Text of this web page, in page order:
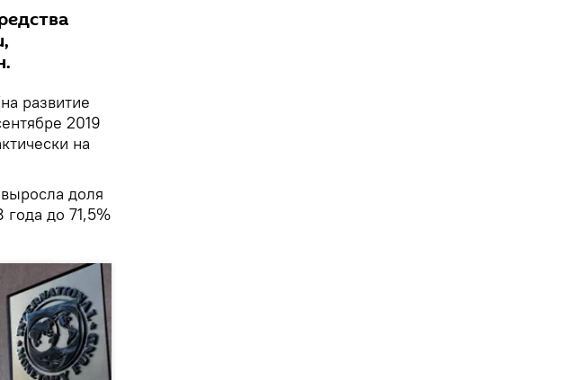
развитие
2019
на
доля
года до 71,5%